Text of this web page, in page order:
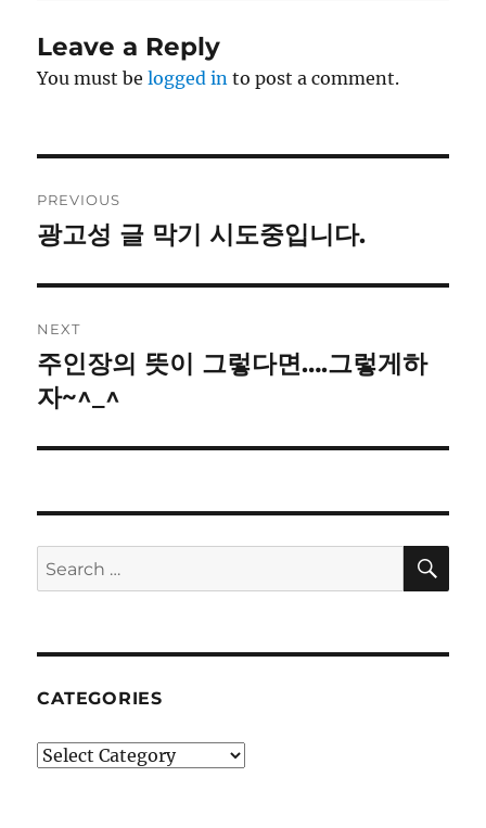
Leave a Reply
You must belogged in to post a comment.
navigation
PREVIOUS
Previous
광고성 글 막기 시도중입니다.
NEXT
Next
post:
주인장의 뜻이 그렇다면….그렇게하
자~^_^
Search
for:
CATEGORIES
Categories